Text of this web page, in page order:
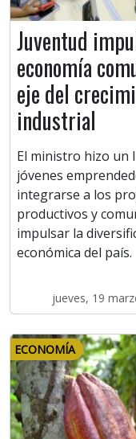
Juventud
economía
eje del
industrial
El ministro hizo un
jóvenes
integrarse a los
productivos y
impulsar la
económica del país.
jueves, 19
ECONOMÍA